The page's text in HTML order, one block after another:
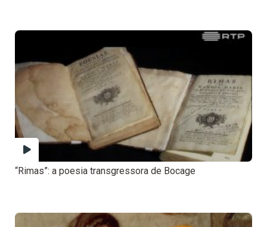
“Rimas”: a poesia transgressora de Bocage